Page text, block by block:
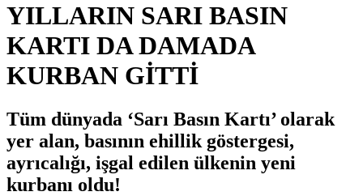
YILLARIN SARI BASIN
KARTI DA DAMADA
KURBAN GİTTİ
Tüm dünyada ‘Sarı Basın Kartı’ olarak
yer alan, basının ehillik göstergesi,
ayrıcalığı, işgal edilen ülkenin yeni
kurbanı oldu!